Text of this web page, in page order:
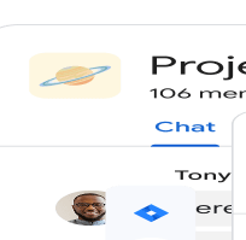
pour les
et optimisée par l'IA
la sécurité dont ont